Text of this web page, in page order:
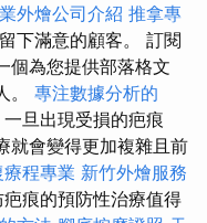
外燴公司介紹 推拿專
下滿意的顧客。 訂閱
個為您提供部落格文
。 專注數據分析的
一旦出現受損的疤痕
就會變得更加複雜且前
程專業 新竹外燴服務
痕的預防性治療值得